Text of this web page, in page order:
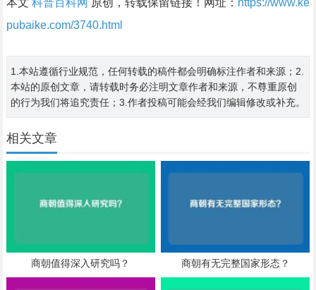
本文 科普百科网 原创，转载保留链接！网址： https://www.ke
pubaike.com/3740.html
1.本站遵循行业规范，任何转载的稿件都会明确标注作者和来源；2.
本站的原创文章，请转载时务必注明文章作者和来源，不尊重原创
的行为我们将追究责任；3.作者投稿可能会经我们编辑修改或补充。
相关文章
商朝值得深入研究吗？ 商朝有无完整国家形态？